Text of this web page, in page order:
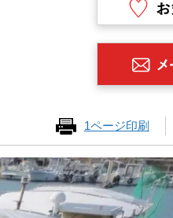
1ページ印刷